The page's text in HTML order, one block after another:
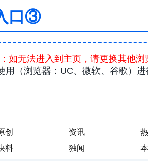
创 资讯
料 独闻